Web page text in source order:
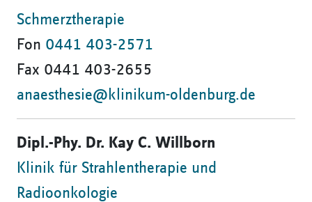
Schmerztherapie
Fon 0441 403-2571
Fax 0441 403-2655
anaesthesie@klinikum-oldenburg.de
Dipl.-Phy. Dr. Kay C. Willborn
Klinik für Strahlentherapie und
Radioonkologie